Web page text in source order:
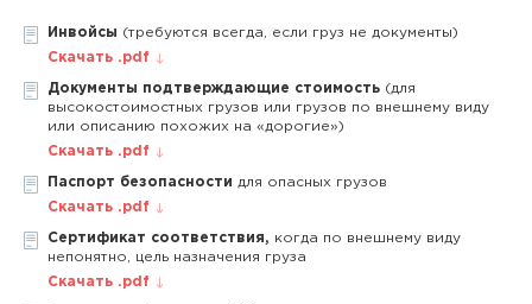
Инвойсы (требуются всегда, если груз не документы)
Скачать .pdf
Документы подтверждающие стоимость (для
высокостоимостных грузов или грузов по внешнему виду
или описанию похожих на «дорогие»)
Скачать .pdf
Паспорт безопасности для опасных грузов
Скачать .pdf
Сертификат соответствия, когда по внешнему виду
непонятно, цель назначения груза
Скачать .pdf